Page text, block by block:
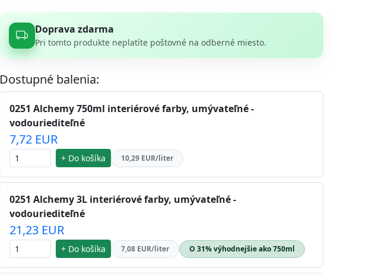
Doprava zdarma
Pri tomto produkte neplatíte poštovné na odberné miesto.
Dostupné balenia:
0251 Alchemy 750ml interiérové farby, umývateľné -
vodouriediteľné
7,72 EUR
+ Do košíka 10,29 EUR/liter
0251 Alchemy 3L interiérové farby, umývateľné -
vodouriediteľné
21,23 EUR
+ Do košíka 7,08 EUR/liter O 31% výhodnejšie ako 750ml